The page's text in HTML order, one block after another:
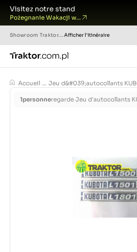
Visitez notre stand
Pożegnanie Wakacji w...
Showroom Traktor.com.pl Afficher l'itinéraire
Accueil ... Jeu d&#039;autocollants
1personneregarde Jeu d'autocollants